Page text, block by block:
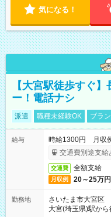
気になる！
【大宮駅徒歩すぐ
ー！電話ナシ
派遣 職種未経験OK ブラ
給与
時給1300円 月収
交通費別途支給
交通費 全額支給
月収例 20～25万円
勤務地
さいたま市大宮区
大宮(埼玉県)駅か